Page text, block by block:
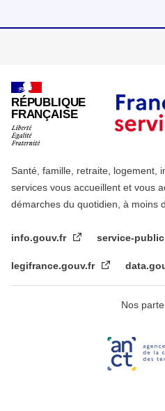
RÉPUBLIQUE
FRANÇAISE
Santé, famille, retraite, logement,
services vous accueillent et vous
démarches du quotidien, à moins
info.gouv.fr service-
legifrance.gouv.fr
Nos